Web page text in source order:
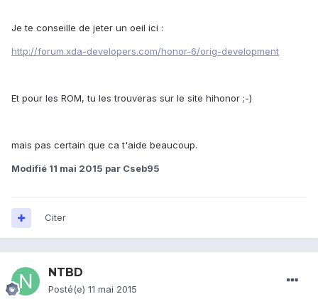
Je te conseille de jeter un oeil ici :
http://forum.xda-developers.com/honor-6/orig-development
Et pour les ROM, tu les trouveras sur le site hihonor ;-)
mais pas certain que ca t'aide beaucoup.
Modifié 11 mai 2015 par Cseb95
Citer
NTBD
Posté(e) 11 mai 2015